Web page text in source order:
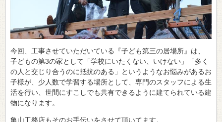
今回、工事させていただいている『子ども第三の居場所』は、
子どもの第3の家として「学校にいたくない、いけない」「多く
の人と交じり合うのに抵抗のある」というようなお悩みがあるお
子様が、少人数で学習する場所として、専門のスタッフによる生
活を行い、世間にすこしでも共有できるように建てられている建
物になります。
亀山工務店もそのお手伝いをさせて頂いてます。